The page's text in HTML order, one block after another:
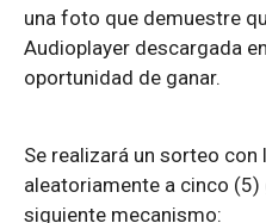
una foto que demuestre
Audioplayer descargada
oportunidad de ganar.
Se realizará un sorteo
aleatoriamente a cinco (5)
siguiente mecanismo: